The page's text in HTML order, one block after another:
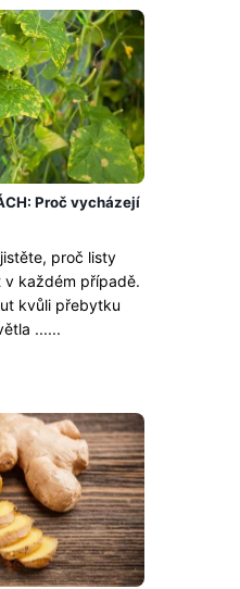
Proč vycházejí
proč listy
v každém případě.
kvůli přebytku
......